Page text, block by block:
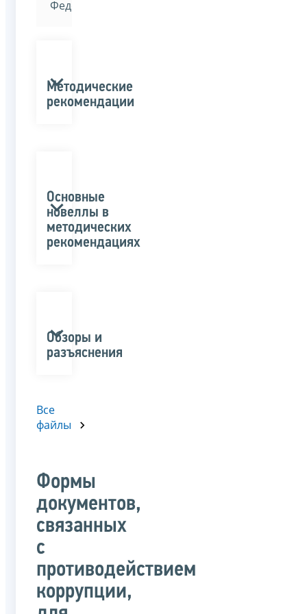
Федерации»
Методические
рекомендации
Основные
новеллы в
методических
рекомендациях
Обзоры и
разъяснения
Все
файлы
Формы
документов,
связанных
с
противодействием
коррупции,